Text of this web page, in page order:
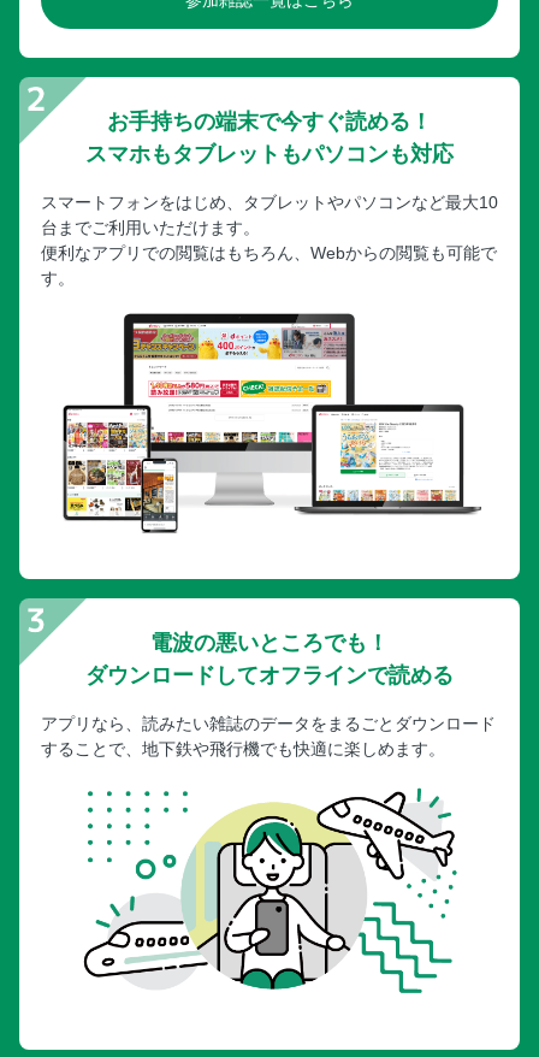
お手持ちの端末で今すぐ読める！
スマホもタブレットもパソコンも対応
スマートフォンをはじめ、タブレットやパソコンなど最大10
台までご利用いただけます。
便利なアプリでの閲覧はもちろん、Webからの閲覧も可能で
す。
電波の悪いところでも！
ダウンロードしてオフラインで読める
アプリなら、読みたい雑誌のデータをまるごとダウンロード
することで、地下鉄や飛行機でも快適に楽しめます。